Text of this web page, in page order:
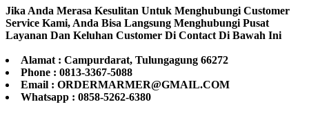
Jika Anda Merasa Kesulitan Untuk Menghubungi Customer
Service Kami, Anda Bisa Langsung Menghubungi Pusat
Layanan Dan Keluhan Customer Di Contact Di Bawah Ini
Alamat : Campurdarat, Tulungagung 66272
Phone : 0813-3367-5088
Email : ORDERMARMER@GMAIL.COM
Whatsapp : 0858-5262-6380